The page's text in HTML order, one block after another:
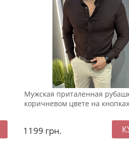
Мужская приталенная
коричневом цвете на
1199 грн.